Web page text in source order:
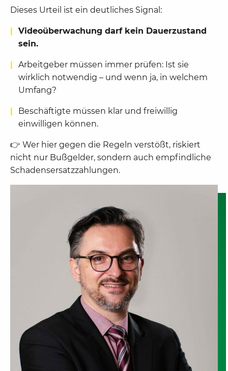
Dieses Urteil ist ein deutliches Signal:
Videoüberwachung darf kein Dauerzustand
sein.
Arbeitgeber müssen immer prüfen: Ist sie
wirklich notwendig – und wenn ja, in welchem
Umfang?
Beschäftigte müssen klar und freiwillig
einwilligen können.
👉 Wer hier gegen die Regeln verstößt, riskiert
nicht nur Bußgelder, sondern auch empfindliche
Schadensersatzzahlungen.